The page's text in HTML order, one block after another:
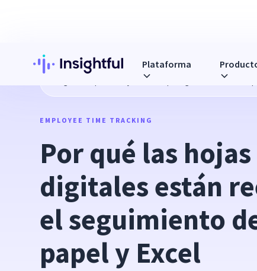
Plataforma
Por qué las hojas de tiempo digitales están
EMPLOYEE TIME TRACKING
Por qué las
digitales están
el seguimiento
papel y Excel